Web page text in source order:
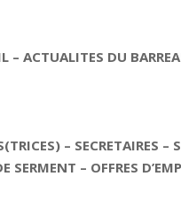
ACTUALITES DU
– SECRETAIRES –
SERMENT – OFFRES